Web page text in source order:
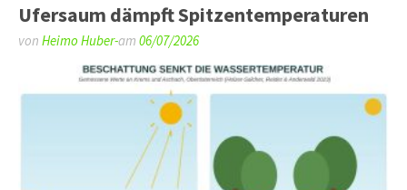
Ufersaum dämpft Spitzentemperaturen
von Heimo Huber-am 06/07/2026